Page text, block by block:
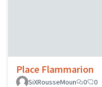
Place Flammarion
SiXRousseMoun
0 0